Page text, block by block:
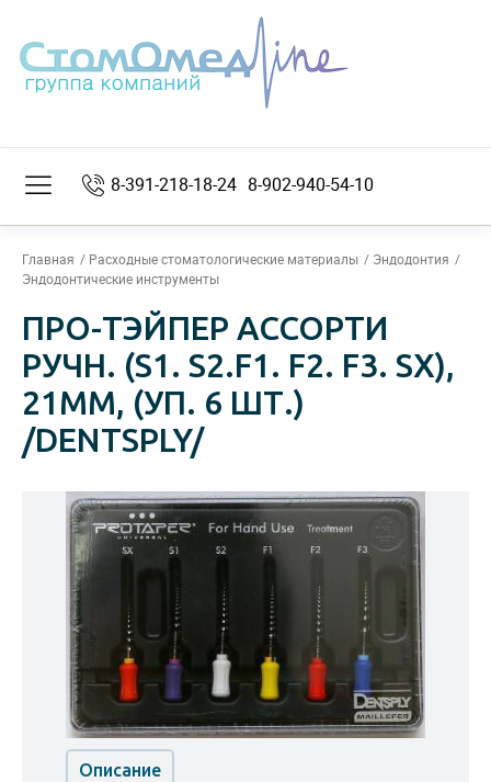
8-391-218-18-24 8-902-940-54-10
Главная Расходные стоматологические материалы
Эндодонтия
Эндодонтические инструменты
ПРО-ТЭЙПЕР АССОРТИ
РУЧН. (S1. S2.F1. F2. F3. SX),
21ММ, (УП. 6 ШТ.)
/DENTSPLY/
Описание